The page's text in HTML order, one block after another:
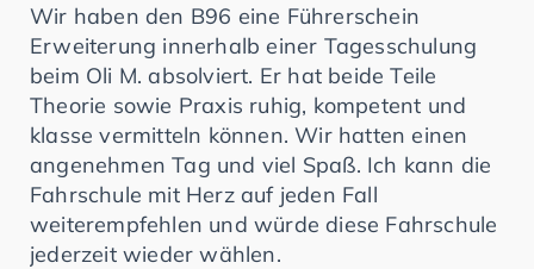
Wir haben den B96 eine Führerschein
Erweiterung innerhalb einer Tagesschulung
beim Oli M. absolviert. Er hat beide Teile
Theorie sowie Praxis ruhig, kompetent und
klasse vermitteln können. Wir hatten einen
angenehmen Tag und viel Spaß. Ich kann die
Fahrschule mit Herz auf jeden Fall
weiterempfehlen und würde diese Fahrschule
jederzeit wieder wählen.